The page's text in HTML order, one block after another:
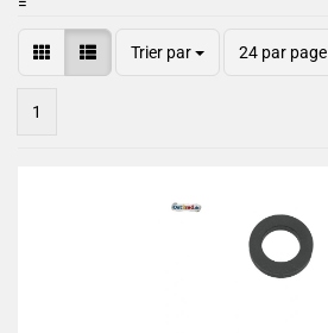
Trier par 24 par page
1